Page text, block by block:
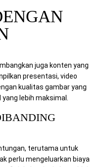
juga konten yang
presentasi, video
kualitas gambar yang
lebih maksimal.
terutama untuk
perlu mengeluarkan biaya